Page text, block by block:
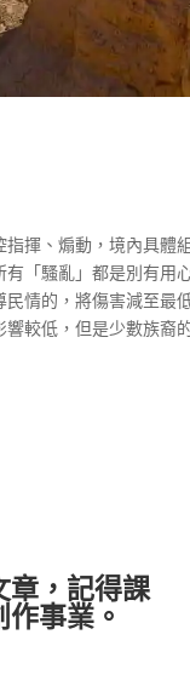
揮、煽動，境內具體
「騷亂」都是別有用
情的，將傷害減至最
較低，但是少數族裔
章，記得課
事業。